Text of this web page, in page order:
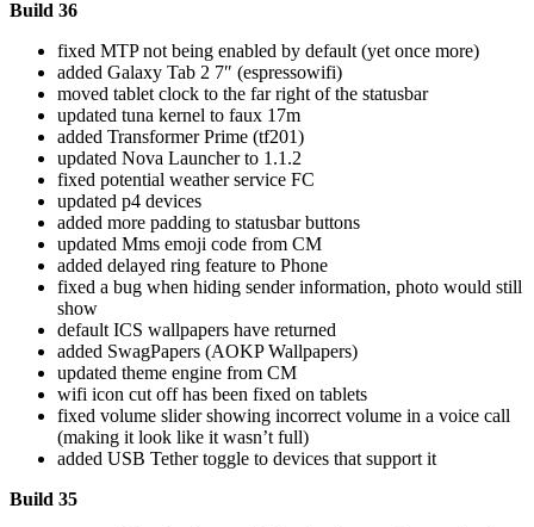
Build 36
fixed MTP not being enabled by default (yet once more)
added Galaxy Tab 2 7″ (espressowifi)
moved tablet clock to the far right of the statusbar
updated tuna kernel to faux 17m
added Transformer Prime (tf201)
updated Nova Launcher to 1.1.2
fixed potential weather service FC
updated p4 devices
added more padding to statusbar buttons
updated Mms emoji code from CM
added delayed ring feature to Phone
fixed a bug when hiding sender information, photo would still
show
default ICS wallpapers have returned
added SwagPapers (AOKP Wallpapers)
updated theme engine from CM
wifi icon cut off has been fixed on tablets
fixed volume slider showing incorrect volume in a voice call
(making it look like it wasn’t full)
added USB Tether toggle to devices that support it
Build 35